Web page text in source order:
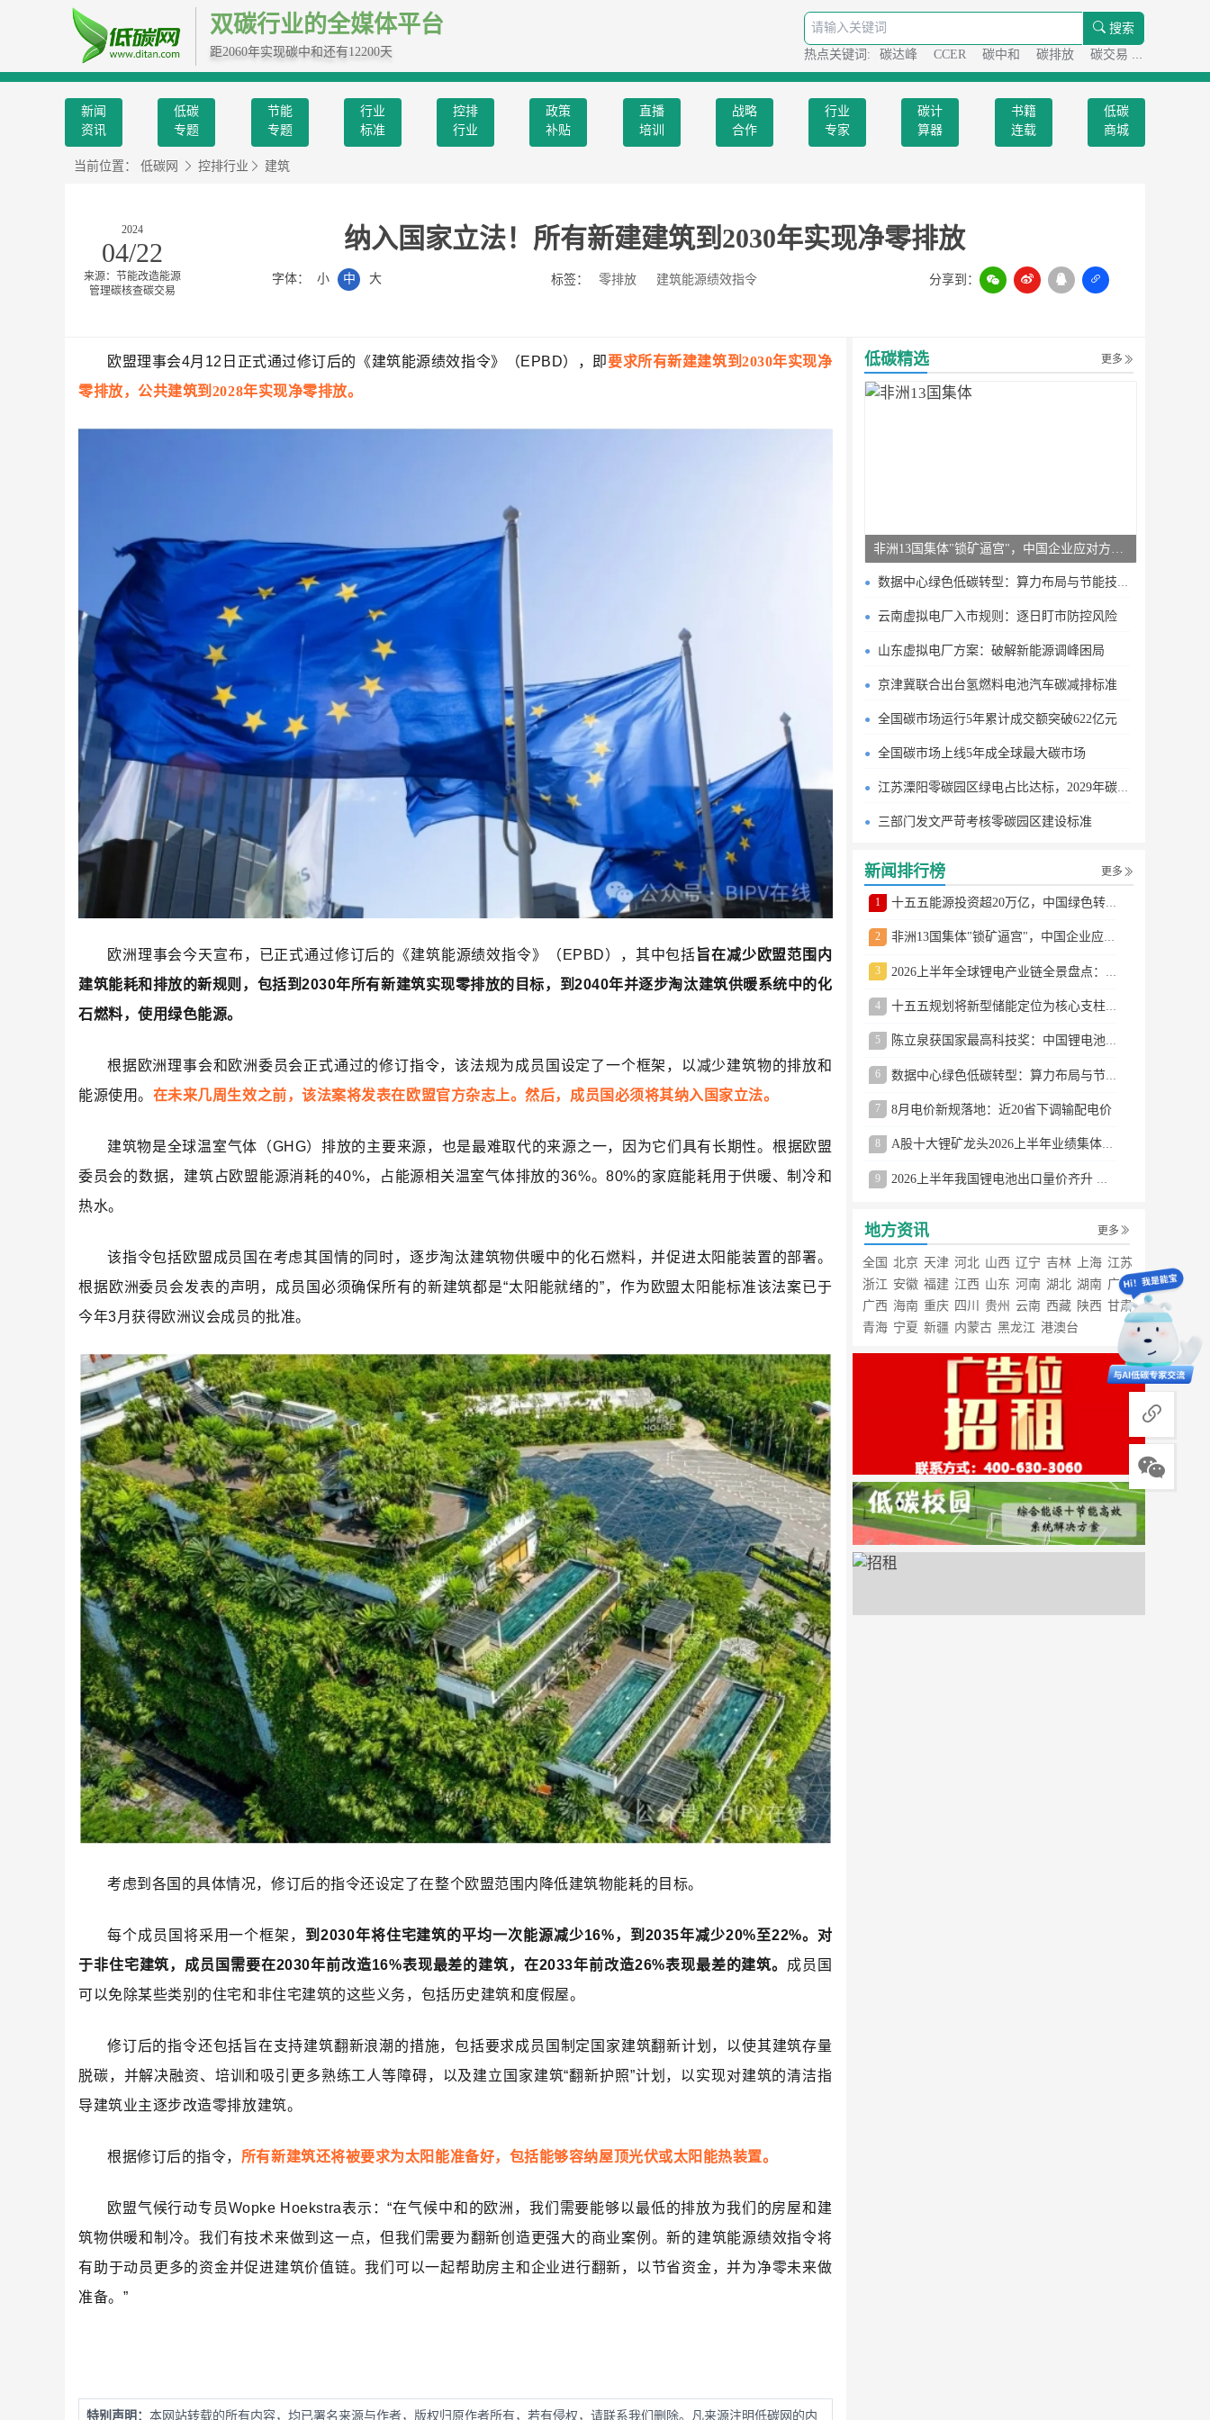
双碳行业的全媒体平台
距2060年实现碳中和还有12200天
搜索
热点关键词:
碳达峰 CCER 碳中和 碳排放 碳交易
新闻
资讯
低碳
专题
节能
专题
行业
标准
控排
行业
政策
补贴
直播
培训
战略
合作
行业
专家
碳计
算器
书籍
连载
低碳
商城
当前位置： 低碳网 控排行业 建筑
2024
04/22
来源：节能改造能源
管理碳核查碳交易
纳入国家立法！所有新建建筑到2030年实现净零排放
字体： 小 中 大 标签： 零排放 建筑能源绩效指令 分享到：
欧盟理事会4月12日正式通过修订后的《建筑能源绩效指令》（EPBD），即要求所有新建建筑到2030年实现净
零排放，公共建筑到2028年实现净零排放。
欧洲理事会今天宣布，已正式通过修订后的《建筑能源绩效指令》（EPBD），其中包括旨在减少欧盟范围内
建筑能耗和排放的新规则，包括到2030年所有新建筑实现零排放的目标，到2040年并逐步淘汰建筑供暖系统中的化
石燃料，使用绿色能源。
根据欧洲理事会和欧洲委员会正式通过的修订指令，该法规为成员国设定了一个框架，以减少建筑物的排放和
能源使用。 在未来几周生效之前，该法案将发表在欧盟官方杂志上。然后，成员国必须将其纳入国家立法。
建筑物是全球温室气体（GHG）排放的主要来源，也是最难取代的来源之一，因为它们具有长期性。根据欧盟
委员会的数据，建筑占欧盟能源消耗的40%，占能源相关温室气体排放的36%。80%的家庭能耗用于供暖、制冷和
热水。
该指令包括欧盟成员国在考虑其国情的同时，逐步淘汰建筑物供暖中的化石燃料，并促进太阳能装置的部署。
根据欧洲委员会发表的声明，成员国必须确保所有的新建筑都是“太阳能就绪的”，作为欧盟太阳能标准该法案已于
今年3月获得欧洲议会成员的批准。
考虑到各国的具体情况，修订后的指令还设定了在整个欧盟范围内降低建筑物能耗的目标。
每个成员国将采用一个框架， 到2030年将住宅建筑的平均一次能源减少16%，到2035年减少20%至22%。对
于非住宅建筑，成员国需要在2030年前改造16%表现最差的建筑，在2033年前改造26%表现最差的建筑。 成员国
可以免除某些类别的住宅和非住宅建筑的这些义务，包括历史建筑和度假屋。
修订后的指令还包括旨在支持建筑翻新浪潮的措施，包括要求成员国制定国家建筑翻新计划，以使其建筑存量
脱碳，并解决融资、培训和吸引更多熟练工人等障碍，以及建立国家建筑“翻新护照”计划，以实现对建筑的清洁指
导建筑业主逐步改造零排放建筑。
根据修订后的指令， 所有新建筑还将被要求为太阳能准备好，包括能够容纳屋顶光伏或太阳能热装置。
欧盟气候行动专员Wopke Hoekstra表示：“在气候中和的欧洲，我们需要能够以最低的排放为我们的房屋和建
筑物供暖和制冷。我们有技术来做到这一点，但我们需要为翻新创造更强大的商业案例。新的建筑能源绩效指令将
有助于动员更多的资金并促进建筑价值链。我们可以一起帮助房主和企业进行翻新，以节省资金，并为净零未来做
准备。”
特别声明： 本网站转载的所有内容，均已署名来源与作者，版权归原作者所有，若有侵权，请联系我们删除。凡来源注明低碳网的内
低碳精选 更多
非洲13国集体"锁矿逼宫"，中国企业应对方案曝光
数据中心绿色低碳转型：算力布局与节能技术突破
云南虚拟电厂入市规则：逐日盯市防控风险
山东虚拟电厂方案：破解新能源调峰困局
京津冀联合出台氢燃料电池汽车碳减排标准
全国碳市场运行5年累计成交额突破622亿元
全国碳市场上线5年成全球最大碳市场
江苏溧阳零碳园区绿电占比达标，2029年碳排目标明确
三部门发文严苛考核零碳园区建设标准
新闻排行榜 更多
1 十五五能源投资超20万亿，中国绿色转型提速
2 非洲13国集体"锁矿逼宫"，中国企业应对方案曝光
3
4 十五五规划将新型储能定位为核心支柱产业
5 陈立泉获国家最高科技奖：中国锂电池奠基人
6
7 8月电价新规落地：近20省下调输配电价
8 A股十大锂矿龙头2026上半年业绩集体大涨
9 2026上半年我国锂电池出口量价齐升 德国成最大市场
地方资讯 更多
全国 北京 天津 河北 山西 辽宁 吉林 上海 江苏
浙江 安徽 福建 江西 山东 河南 湖北 湖南 广东
广西 海南 重庆 四川 贵州 云南 西藏 陕西 甘肃
青海 宁夏 新疆 内蒙古 黑龙江 港澳台
商务合作